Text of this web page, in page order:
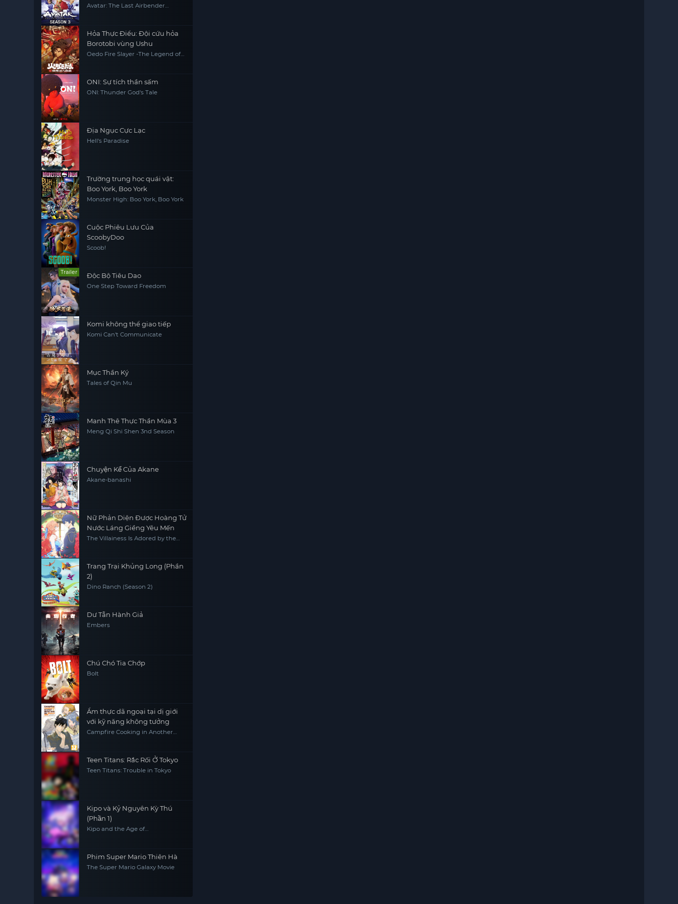
Avatar: The Last Airbender
Hỏa Thực Điểu: Đội cứu hỏa
Borotobi vùng Ushu
Oedo Fire Slayer -The Legend of
ONI: Sự tích thần sấm
ONI: Thunder God's Tale
Địa Ngục Cực Lạc
Hell's Paradise
Trường trung học quái vật:
Boo York, Boo York
Monster High: Boo York, Boo York
Cuộc Phiêu Lưu Của
ScoobyDoo
Scoob!
Trailer Độc Bộ Tiêu Dao
One Step Toward Freedom
Komi không thể giao tiếp
Komi Can't Communicate
Mục Thần Ký
Tales of Qin Mu
Manh Thê Thực Thần Mùa 3
Meng Qi Shi Shen 3nd Season
Chuyện Kể Của Akane
Akane-banashi
Nữ Phản Diện Được Hoàng Tử
Nước Láng Giềng Yêu Mến
The Villainess Is Adored by the
Trang Trại Khủng Long (Phần
2)
Dino Ranch (Season 2)
Dư Tẫn Hành Giả
Embers
Chú Chó Tia Chớp
Bolt
Ẩm thực dã ngoại tại dị giới
với kỹ năng không tưởng
Campfire Cooking in Another
Teen Titans: Rắc Rối Ở Tokyo
Teen Titans: Trouble in Tokyo
Kipo và Kỷ Nguyên Kỳ Thú
(Phần 1)
Kipo and the Age of
Phim Super Mario Thiên Hà
The Super Mario Galaxy Movie